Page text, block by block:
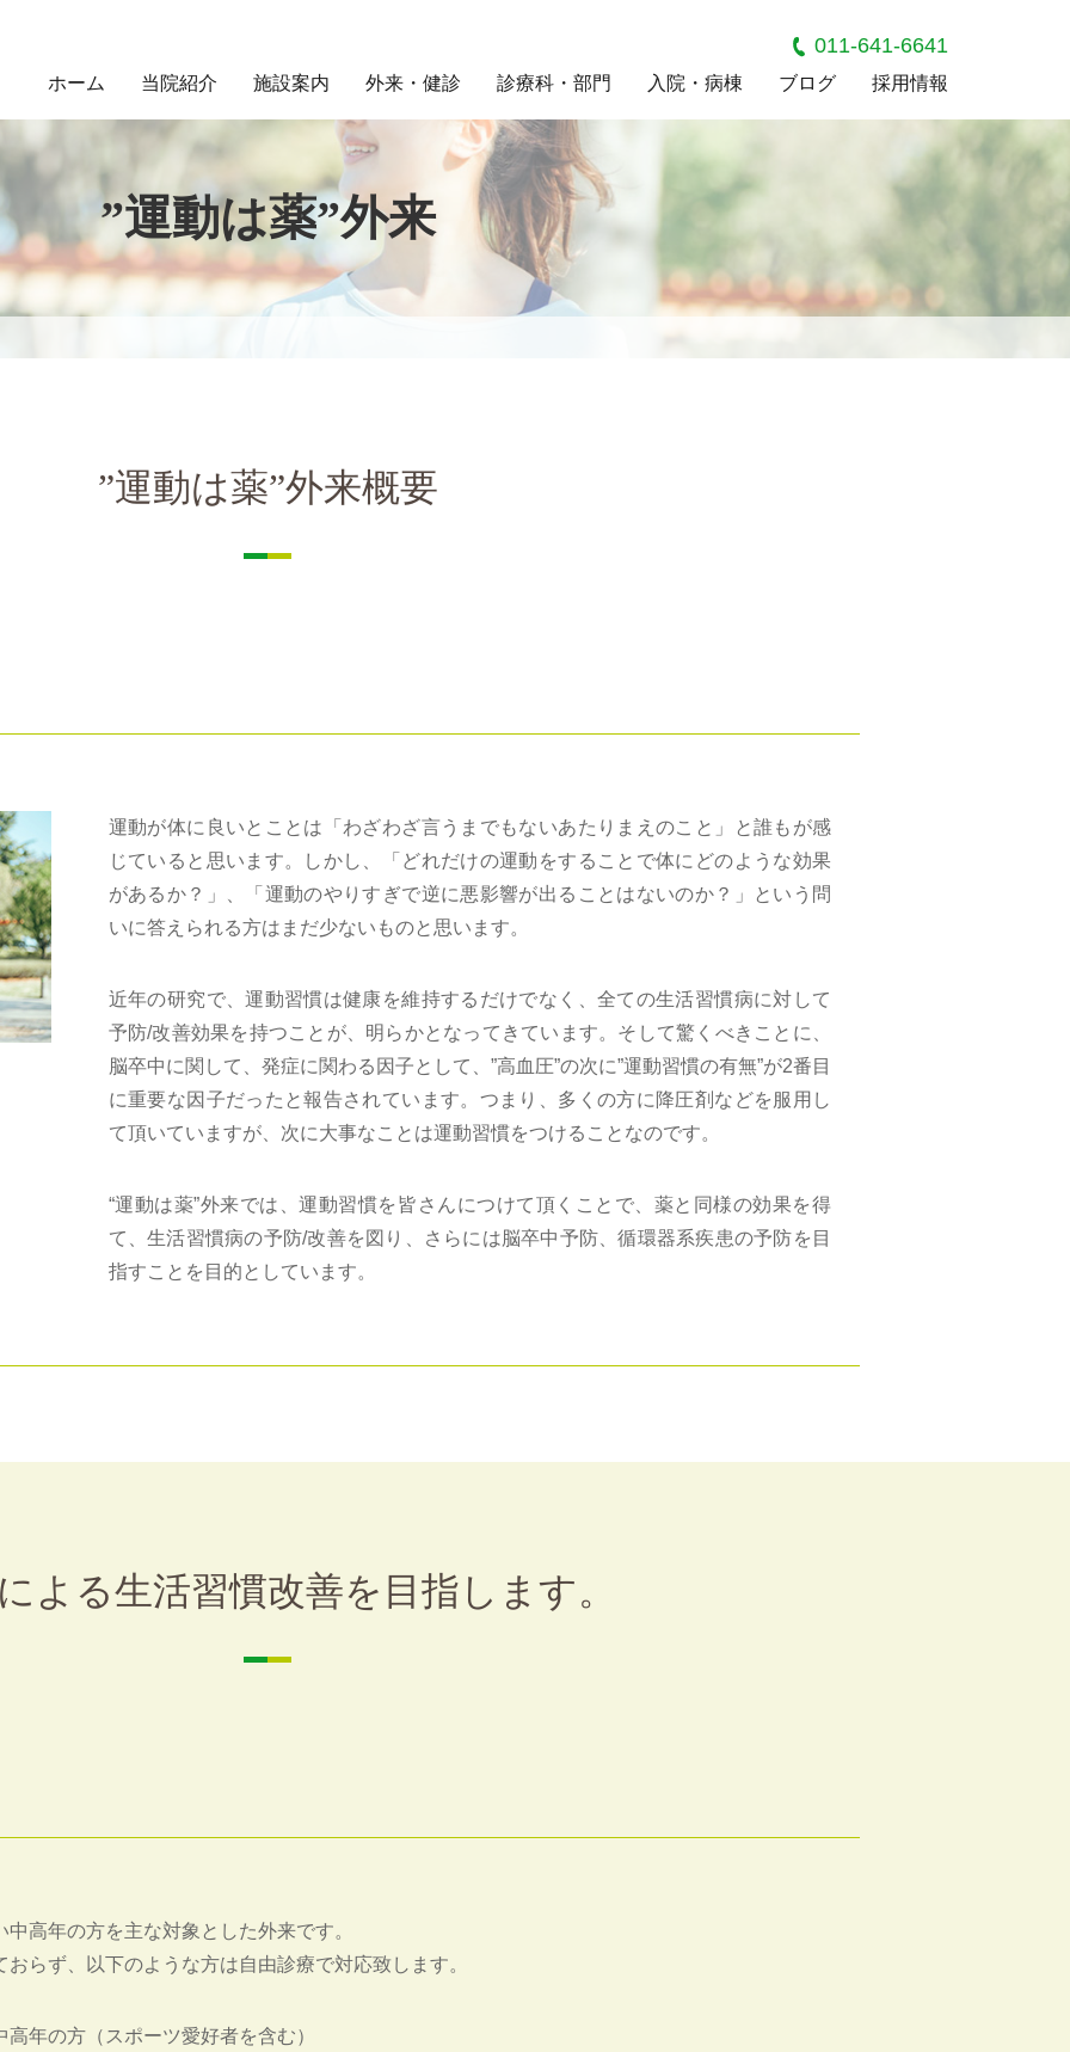
011-641-6641
ホーム 当院紹介
医師紹介
現在実施中の
治験、研究について
法人概要
施設案内
腎・透析センター 居宅介護支援事業所
外来・健診
外来診療のご案内
一般健診・人間ドック
脳ドック案内
睡眠時無呼吸症候群外来 ”運動は薬”外来
診療科・部門 入院・病棟
病棟案内
ブログ 採用情報
求人情報一覧 病院見学説明会
”運動は薬”外来
”運動は薬”外来概要
運動が体に良いとことは「わざわざ言うまでもないあたりまえのこと」と誰もが感
じていると思います。しかし、「どれだけの運動をすることで体にどのような効果
があるか？」、「運動のやりすぎで逆に悪影響が出ることはないのか？」という問
いに答えられる方はまだ少ないものと思います。
近年の研究で、運動習慣は健康を維持するだけでなく、全ての生活習慣病に対して
予防/改善効果を持つことが、明らかとなってきています。そして驚くべきことに、
脳卒中に関して、発症に関わる因子として、”高血圧”の次に”運動習慣の有無”が2番目
に重要な因子だったと報告されています。つまり、多くの方に降圧剤などを服用し
て頂いていますが、次に大事なことは運動習慣をつけることなのです。
“運動は薬”外来では、運動習慣を皆さんにつけて頂くことで、薬と同様の効果を得
て、生活習慣病の予防/改善を図り、さらには脳卒中予防、循環器系疾患の予防を目
指すことを目的としています。
よる生活習慣改善を目指します。
高年の方を主な対象とした外来です。
らず、以下のような方は自由診療で対応致します。
年の方（スポーツ愛好者を含む）